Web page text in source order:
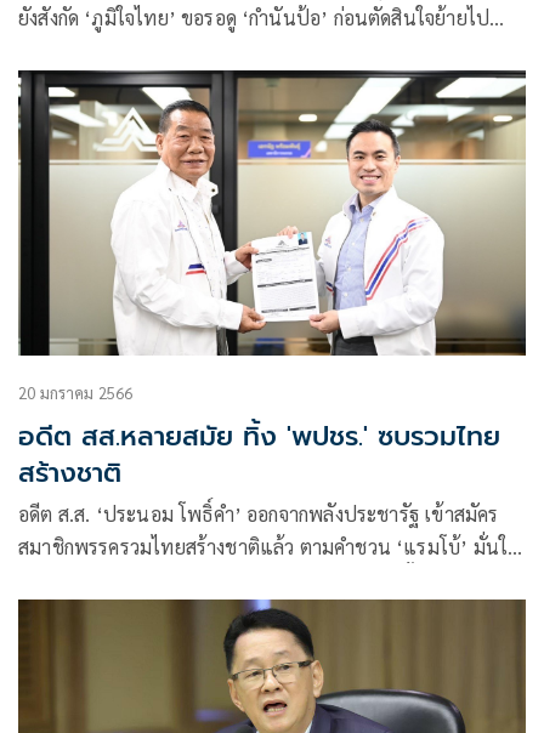
ยังสังกัด ‘ภูมิใจไทย’ ขอรอดู ‘กำนันป้อ’ ก่อนตัดสินใจย้ายไป
20 มกราคม 2566
อดีต สส.หลายสมัย ทิ้ง 'พปชร.' ซบรวมไทย
สร้างชาติ
อดีต ส.ส. ‘ประนอม โพธิ์คำ’ ออกจากพลังประชารัฐ เข้าสมัคร
สมาชิกพรรครวมไทยสร้างชาติแล้ว ตามคำชวน ‘แรมโบ้’ มั่นใจ